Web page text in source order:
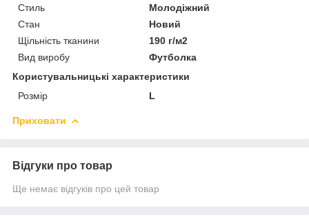
Стиль
Молодіжний
Стан
Новий
Щільність тканини
190 г/м2
Вид виробу
Футболка
Користувальницькі характеристики
Розмір
L
Приховати
Відгуки про товар
Ще немає відгуків про цей товар